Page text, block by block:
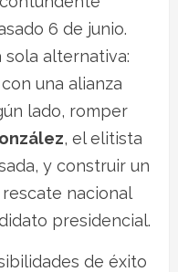
6 de junio.
sola alternativa:
una alianza
lado, romper
, el elitista
y construir un
nacional
presidencial.
de éxito